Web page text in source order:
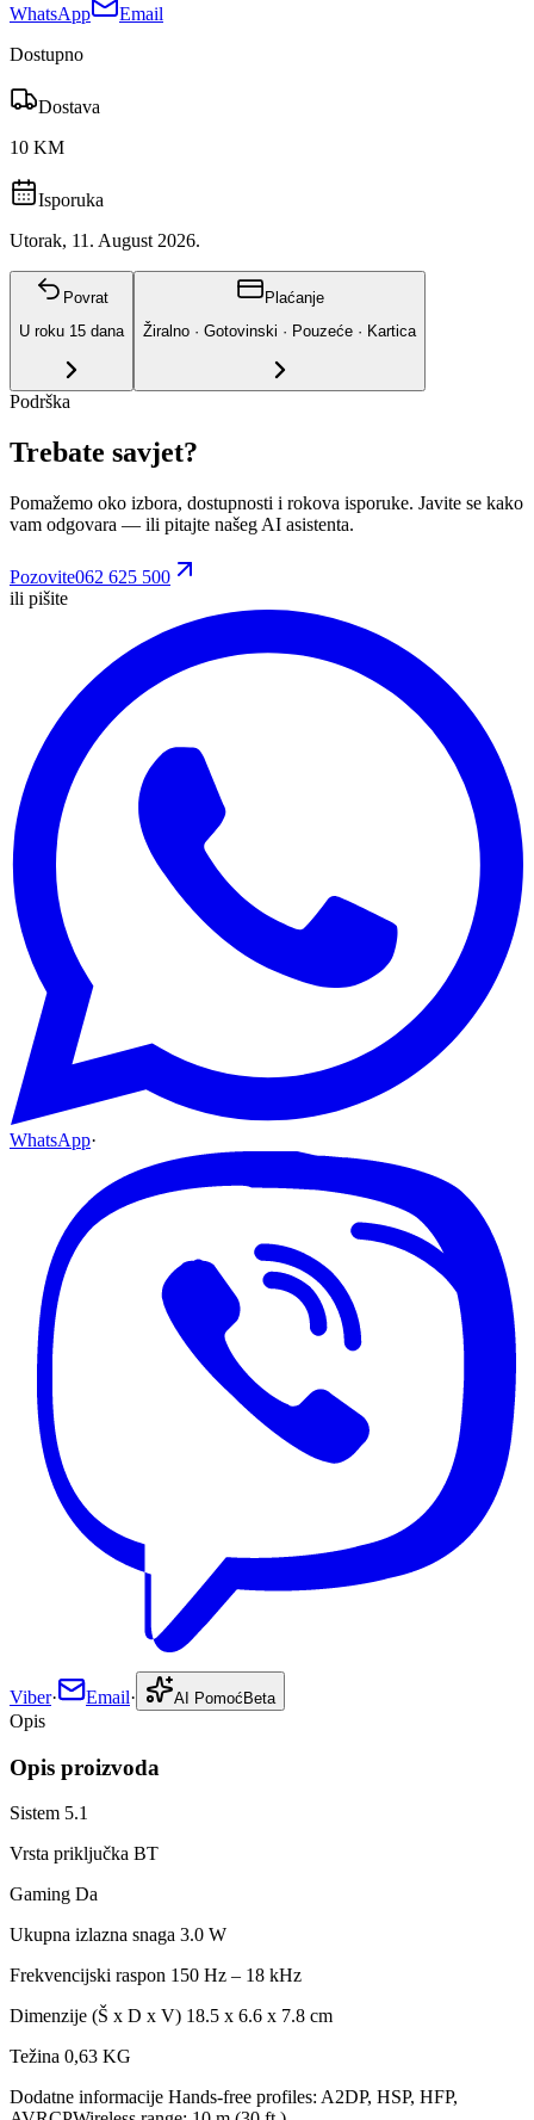
WhatsApp
Email
Dostupno
Dostava
10 KM
Isporuka
Utorak, 11. August 2026.
Povrat
U roku 15 dana
Plaćanje
Žiralno · Gotovinski · Pouzeće · Kartica
Podrška
Trebate savjet?
Pomažemo oko izbora, dostupnosti i rokova isporuke. Javite se kako
vam odgovara — ili pitajte našeg AI asistenta.
Pozovite062 625 500
ili pišite
WhatsApp·
Viber· Email· AI Pomoć Beta
Opis
Opis proizvoda
Sistem 5.1
Vrsta priključka BT
Gaming Da
Ukupna izlazna snaga 3.0 W
Frekvencijski raspon 150 Hz – 18 kHz
Dimenzije (Š x D x V) 18.5 x 6.6 x 7.8 cm
Težina 0,63 KG
Dodatne informacije Hands-free profiles: A2DP, HSP, HFP,